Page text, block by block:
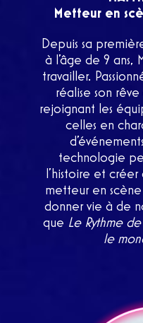
Metteur en
Depuis sa
à l’âge de 9 ans,
travailler.
réalise son
rejoignant les
celles en
technologie
l’histoire et
metteur en
donner vie à de
que Le Rythme
le